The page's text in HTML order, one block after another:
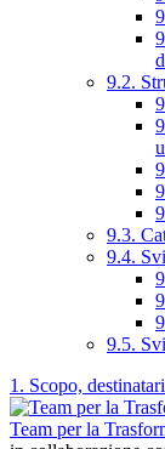
9.2.
9.3.
9.4.
9.5.
1. Scopo,
Team per la